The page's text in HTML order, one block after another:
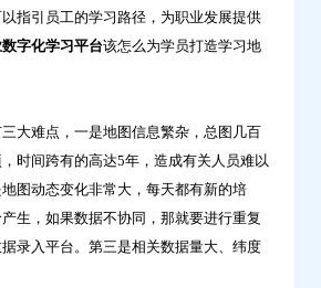
指引员工的学习路径，为职业发展提供
字化学习平台该怎么为学员打造学习地
大难点，一是地图信息繁杂，总图几百
时间跨有的高达5年，造成有关人员难以
图动态变化非常大，每天都有新的培
生，如果数据不协同，那就要进行重复
录入平台。第三是相关数据量大、纬度